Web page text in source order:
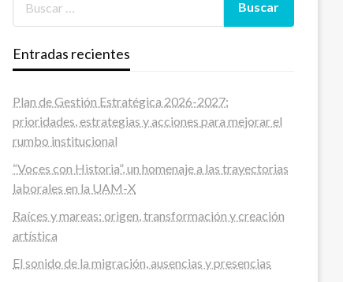
Entradas recientes
Plan de Gestión Estratégica 2026-2027:
prioridades, estrategias y acciones para mejorar el
rumbo institucional
“Voces con Historia”, un homenaje a las trayectorias
laborales en la UAM-X
Raíces y mareas: origen, transformación y creación
artística
El sonido de la migración, ausencias y presencias